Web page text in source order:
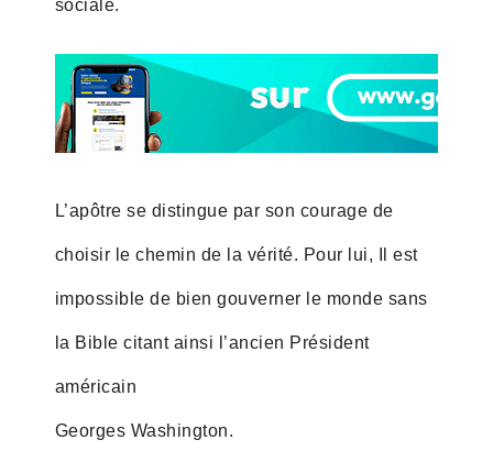
sociale.
L’apôtre se distingue par son courage de
choisir le chemin de la vérité. Pour lui, Il est
impossible de bien gouverner le monde sans
la Bible citant ainsi l’ancien Président
américain
Georges Washington.